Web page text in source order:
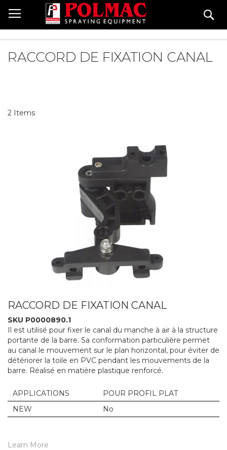
Skip
to
Content
RACCORD DE FIXATION CANAL
2 Items
RACCORD DE FIXATION CANAL
SKU P0000890.1
Il est utilisé pour fixer le canal du manche à air à la structure
portante de la barre. Sa conformation particulière permet
au canal le mouvement sur le plan horizontal, pour éviter de
détériorer la toile en PVC pendant les mouvements de la
barre. Réalisé en matière plastique renforcé.
APPLICATIONS
POUR PROFIL PLAT
NEW
No
Learn More